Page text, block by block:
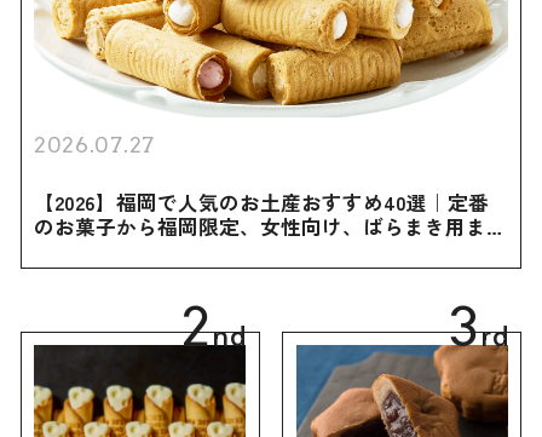
2026.07.27
【2026】福岡で人気のお土産おすすめ40選｜定番
のお菓子から福岡限定、女性向け、ばらまき用まで
2nd 3rd